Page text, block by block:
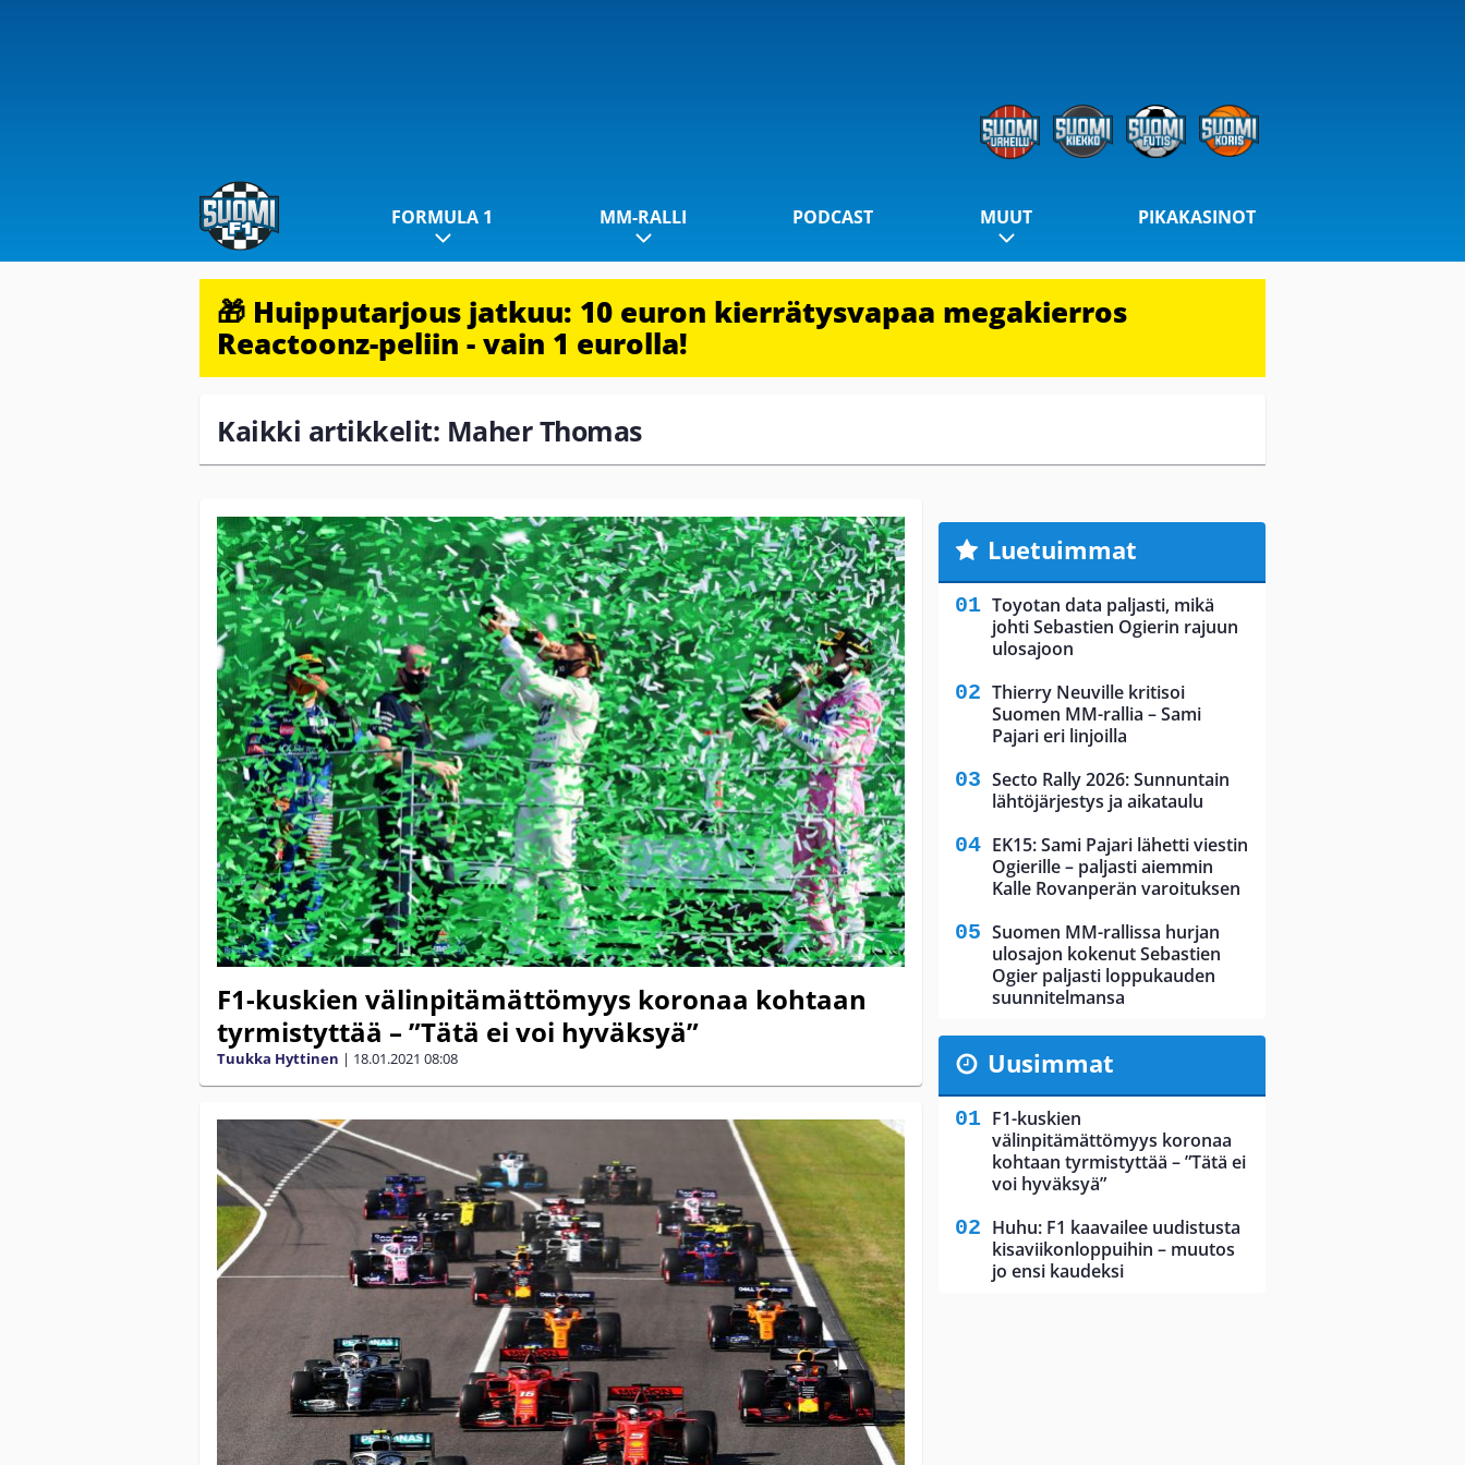
FORMULA 1 MM-RALLI PODCAST MUUT PIKAKASINOT
🎁 Huipputarjous jatkuu: 10 euron kierrätysvapaa megakierros
Reactoonz-peliin - vain 1 eurolla!
Kaikki artikkelit: Maher Thomas
F1-kuskien välinpitämättömyys koronaa kohtaan
tyrmistyttää – ”Tätä ei voi hyväksyä”
Tuukka Hyttinen | 18.01.2021 08:08
Luetuimmat
Toyotan data paljasti, mikä
johti Sebastien Ogierin rajuun
ulosajoon
Thierry Neuville kritisoi
Suomen MM-rallia – Sami
Pajari eri linjoilla
Secto Rally 2026: Sunnuntain
lähtöjärjestys ja aikataulu
EK15: Sami Pajari lähetti viestin
Ogierille – paljasti aiemmin
Kalle Rovanperän varoituksen
Suomen MM-rallissa hurjan
ulosajon kokenut Sebastien
Ogier paljasti loppukauden
suunnitelmansa
Uusimmat
F1-kuskien
välinpitämättömyys koronaa
kohtaan tyrmistyttää – ”Tätä ei
voi hyväksyä”
Huhu: F1 kaavailee uudistusta
kisaviikonloppuihin – muutos
jo ensi kaudeksi